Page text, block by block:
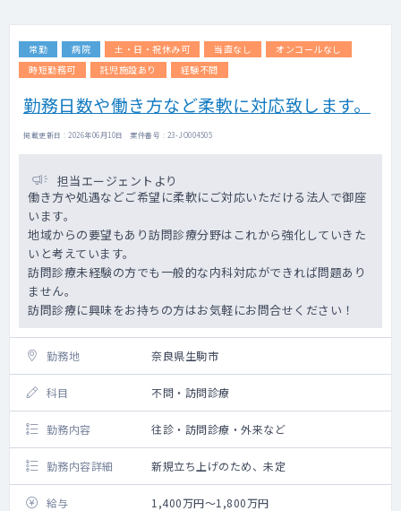
常勤 病院 土・日・祝休み可 当直なし
オンコールなし
時短勤務可
託児施設あり 経験不問
勤務日数や働き方など柔軟に対応致します。
掲載更新日 : 2026年06月10日 案件番号 : 23-JO004505
担当エージェントより
働き方や処遇などご希望に柔軟にご対応いただける法人で御座
います。
地域からの要望もあり訪問診療分野はこれから強化していきた
いと考えています。
訪問診療未経験の方でも一般的な内科対応ができれば問題あり
ません。
訪問診療に興味をお持ちの方はお気軽にお問合せください！
勤務地 奈良県生駒市
科目 不問・訪問診療
勤務内容 往診・訪問診療・外来など
勤務内容詳細 新規立ち上げのため、未定
給与 1,400万円～1,800万円